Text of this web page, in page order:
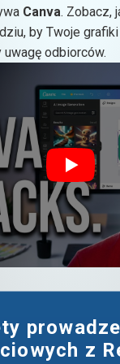
Canva. Zobacz,
by Twoje grafiki
uwagę odbiorców.
z